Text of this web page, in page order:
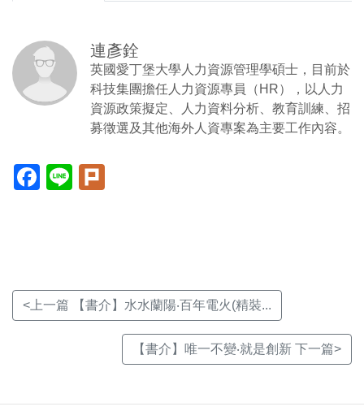
連彥銓
英國愛丁堡大學人力資源管理學碩士，目前於
科技集團擔任人力資源專員（HR），以人力
資源政策擬定、人力資料分析、教育訓練、招
募徵選及其他海外人資專案為主要工作內容。
Facebook(另
開
Line(另
開
<上一篇 【書介】水水蘭陽‧百年電火(精裝...
【書介】唯一不變‧就是創新 下一篇>